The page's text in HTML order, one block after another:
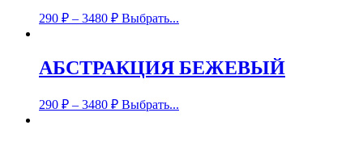
290 ₽ – 3480 ₽ Выбрать...
АБСТРАКЦИЯ БЕЖЕВЫЙ
290 ₽ – 3480 ₽ Выбрать...